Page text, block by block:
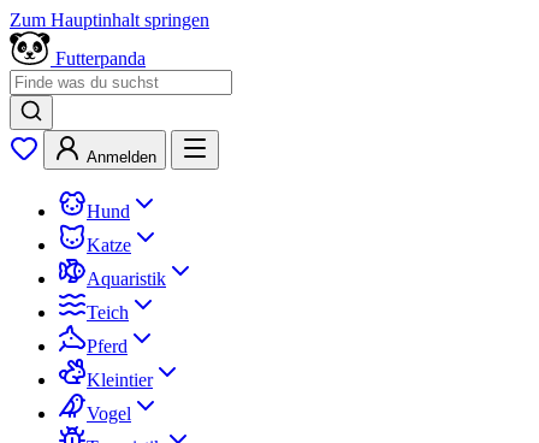
Zum Hauptinhalt springen
Futterpanda
Anmelden
Hund
Katze
Aquaristik
Teich
Pferd
Kleintier
Vogel